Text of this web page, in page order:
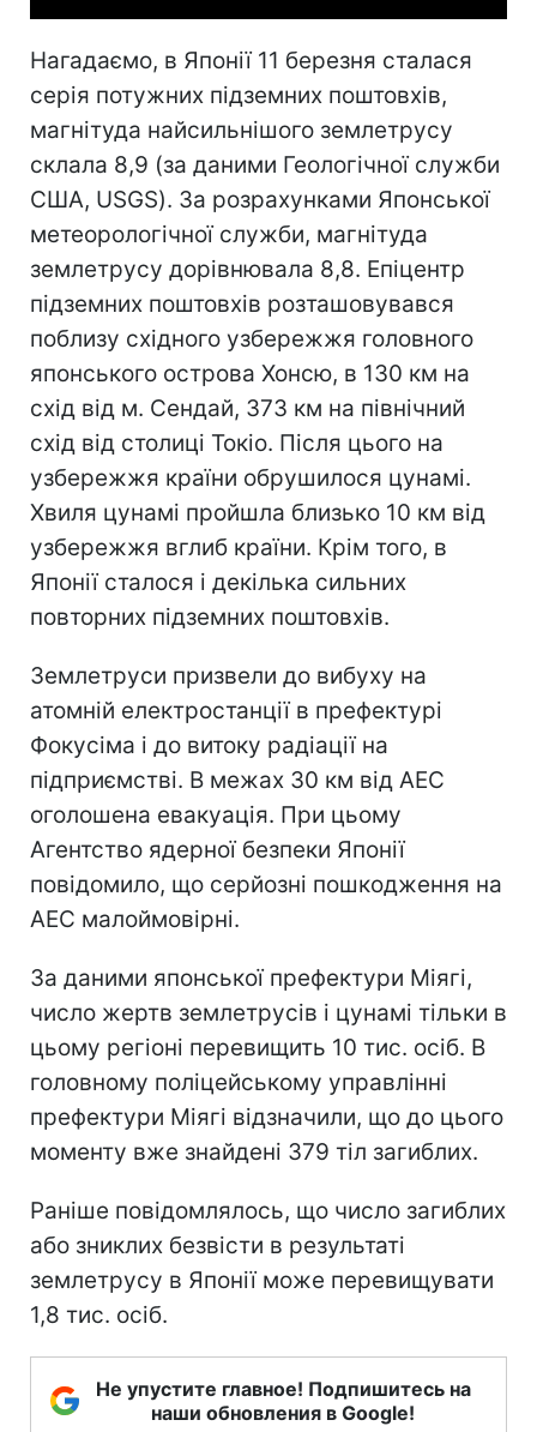
Нагадаємо, в Японії 11 березня сталася
серія потужних підземних поштовхів,
магнітуда найсильнішого землетрусу
склала 8,9 (за даними Геологічної служби
США, USGS). За розрахунками Японської
метеорологічної служби, магнітуда
землетрусу дорівнювала 8,8. Епіцентр
підземних поштовхів розташовувався
поблизу східного узбережжя головного
японського острова Хонсю, в 130 км на
схід від м. Сендай, 373 км на північний
схід від столиці Токіо. Після цього на
узбережжя країни обрушилося цунамі.
Хвиля цунамі пройшла близько 10 км від
узбережжя вглиб країни. Крім того, в
Японії сталося і декілька сильних
повторних підземних поштовхів.
Землетруси призвели до вибуху на
атомній електростанції в префектурі
Фокусіма і до витоку радіації на
підприємстві. В межах 30 км від АЕС
оголошена евакуація. При цьому
Агентство ядерної безпеки Японії
повідомило, що серйозні пошкодження на
АЕС малоймовірні.
За даними японської префектури Міягі,
число жертв землетрусів і цунамі тільки в
цьому регіоні перевищить 10 тис. осіб. В
головному поліцейському управлінні
префектури Міягі відзначили, що до цього
моменту вже знайдені 379 тіл загиблих.
Раніше повідомлялось, що число загиблих
або зниклих безвісти в результаті
землетрусу в Японії може перевищувати
1,8 тис. осіб.
Не упустите главное! Подпишитесь на
наши обновления в Google!